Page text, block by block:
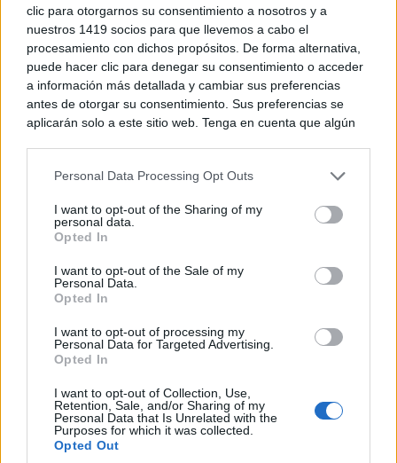
clic para otorgarnos su consentimiento a nosotros y a
nuestros 1419 socios para que llevemos a cabo el
procesamiento con dichos propósitos. De forma alternativa,
puede hacer clic para denegar su consentimiento o acceder
a información más detallada y cambiar sus preferencias
antes de otorgar su consentimiento. Sus preferencias se
aplicarán solo a este sitio web. Tenga en cuenta que algún
rechazar tal procesamiento. Puede cambiar sus preferencias
a este sitio y haciendo clic en el botón "Privacidad" en la
parte inferior de la página web.
Please note that this website/app uses one or more Google
services and may gather and store information including but
not limited to your visit or usage behaviour. You may click to
use your data for below specified purposes in below Google
consent section.
Personal Data Processing Opt Outs
I want to opt-out of the Sharing of my
personal data.
Opted In
I want to opt-out of the Sale of my
Personal Data.
Opted In
I want to opt-out of processing my
Personal Data for Targeted Advertising.
Opted In
I want to opt-out of Collection, Use,
Retention, Sale, and/or Sharing of my
Personal Data that Is Unrelated with the
Purposes for which it was collected.
Opted Out